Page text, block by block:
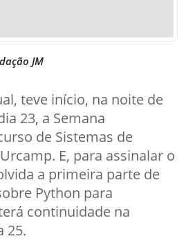
JM
teve início, na noite de
23, a Semana
de Sistemas de
E, para assinalar o
a primeira parte de
Python para
continuidade na
25.